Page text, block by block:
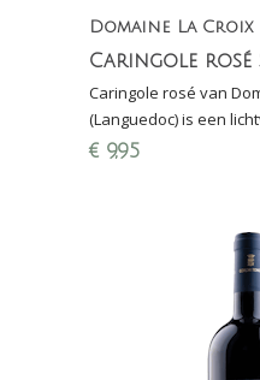
Caringole rosé van
(Languedoc) is een
terrasrosé en wordt
€ 9,95